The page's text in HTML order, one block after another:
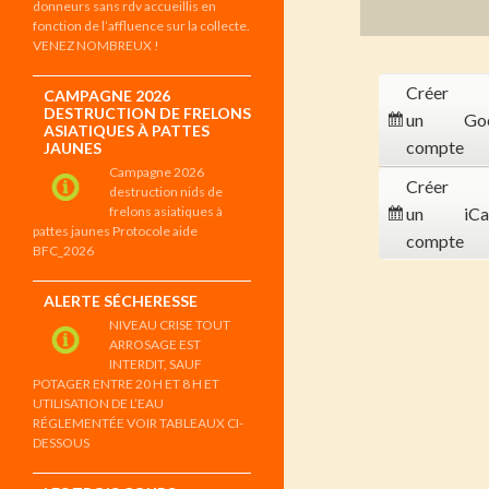
Créer
un
compte
Créer
un
compte
donneurs sans rdv accueillis en
fonction de l’affluence sur la collecte.
VENEZ NOMBREUX !
CAMPAGNE 2026
DESTRUCTION DE FRELONS
ASIATIQUES À PATTES
JAUNES
Campagne 2026
destruction nids de
frelons asiatiques à
pattes jaunes Protocole aide
BFC_2026
ALERTE SÉCHERESSE
NIVEAU CRISE TOUT
ARROSAGE EST
INTERDIT, SAUF
POTAGER ENTRE 20 H ET 8 H ET
UTILISATION DE L’EAU
RÉGLEMENTÉE VOIR TABLEAUX CI-
DESSOUS